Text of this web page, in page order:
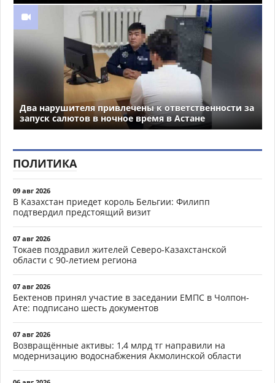
Два нарушителя привлечены к ответственности за
запуск салютов в ночное время в Астане
ПОЛИТИКА
09 авг 2026
В Казахстан приедет король Бельгии: Филипп
подтвердил предстоящий визит
07 авг 2026
Токаев поздравил жителей Северо-Казахстанской
области с 90-летием региона
07 авг 2026
Бектенов принял участие в заседании ЕМПС в Чолпон-
Ате: подписано шесть документов
07 авг 2026
Возвращённые активы: 1,4 млрд тг направили на
модернизацию водоснабжения Акмолинской области